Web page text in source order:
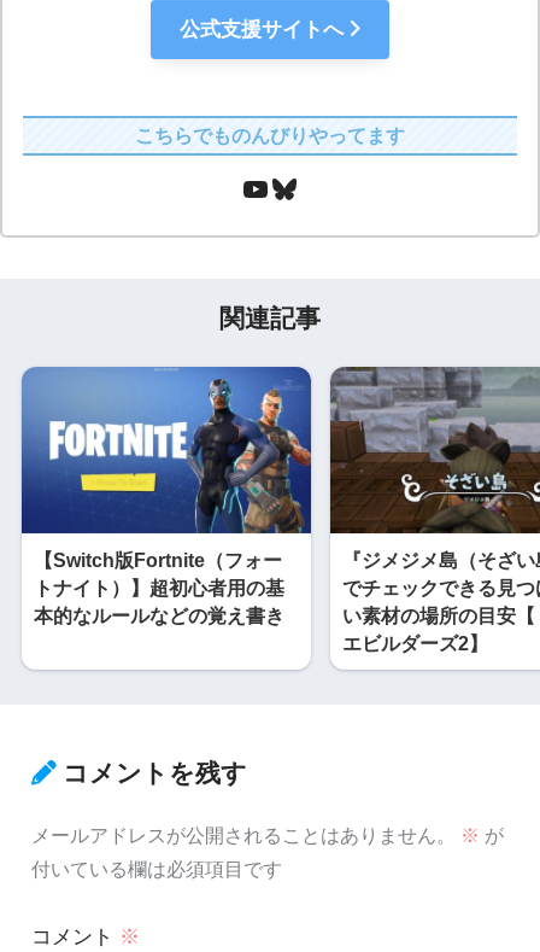
公式支援サイトへ
こちらでものんびりやってます
関連記事
【Switch版Fortnite（フォー
トナイト）】超初心者用の基
本的なルールなどの覚え書き
『ジメジメ島（そざ
でチェックできる見つ
い素材の場所の目安【
エビルダーズ2】
コメントを残す
メールアドレスが公開されることはありません。 ※ が
付いている欄は必須項目です
コメント ※